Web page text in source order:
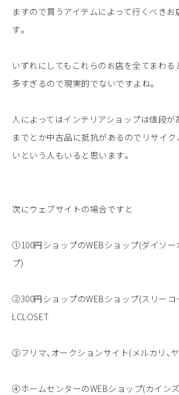
ますので買うアイテムによって行くべきお
す。
いずれにしてもこれらのお店を全てまわ
多すぎるので現実的でないですよね。
人によってはインテリアショップは値段
までとか中古品に抵抗があるのでリサイ
いという人もいると思います。
次にウェブサイトの場合ですと
①100円ショップのWEBショップ(ダイソー
プ)
②300円ショップのWEBショップ(スリーコ
LCLOSET
③フリマ、オークションサイト(メルカリ、
④ホームセンターのWEBショップ(カイン